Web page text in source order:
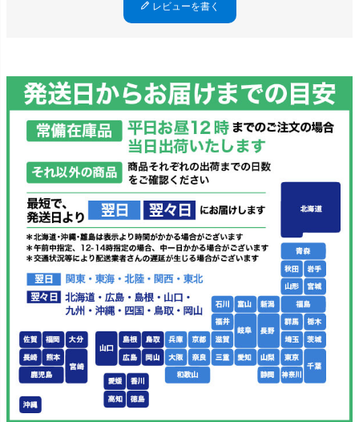
レビューを書く